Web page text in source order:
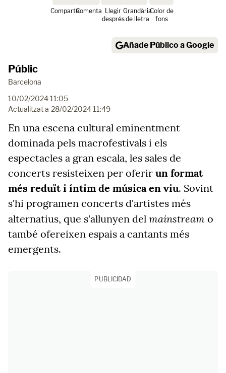
ComparteComenta Llegir
després
Grandària
de lletra
Color de
fons
Añade Público a Google
Públic
Barcelona
10/02/2024 11:05
Actualitzat a 28/02/2024 11:49
En una escena cultural eminentment
dominada pels macrofestivals i els
espectacles a gran escala, les sales de
concerts resisteixen per oferir un format
més reduït i íntim de música en viu. Sovint
s'hi programen concerts d'artistes més
alternatius, que s'allunyen del mainstream o
també ofereixen espais a cantants més
emergents.
PUBLICIDAD